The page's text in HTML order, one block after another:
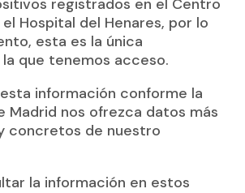
registrados en el Centro
Hospital del Henares, por lo
esta es la única
que tenemos acceso.
información conforme la
Madrid nos ofrezca datos más
concretos de nuestro
la información en estos